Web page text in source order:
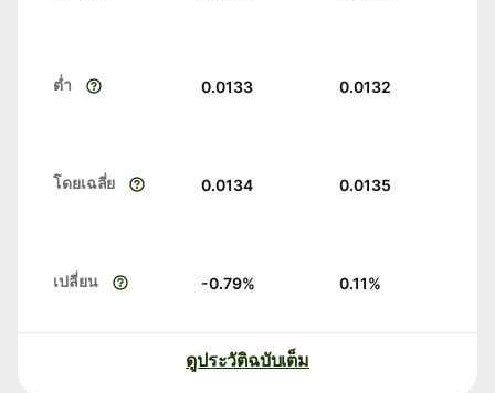
ต่ำ 0.0133 0.0132
โดยเฉลี่ย 0.0134 0.0135
เปลี่ยน -0.79% 0.11%
ดูประวัติฉบับเต็ม